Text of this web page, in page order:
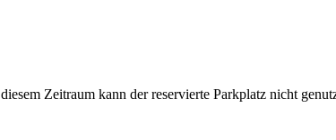
Zeitraum kann der reservierte Parkplatz nicht